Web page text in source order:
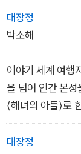
대장정
박소해
이야기 세계 여행
을 넘어 인간 본
⟨해녀의 아들⟩로
《한국추리문학
지 《고통과 환희의
대장정